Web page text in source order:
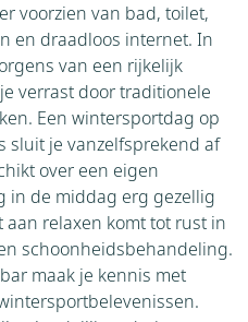
voorzien van bad, toilet,
en draadloos internet. In
van een rijkelijk
verrast door traditionele
Een wintersportdag op
sluit je vanzelfsprekend af
over een eigen
in de middag erg gezellig
relaxen komt tot rust in
schoonheidsbehandeling.
maak je kennis met